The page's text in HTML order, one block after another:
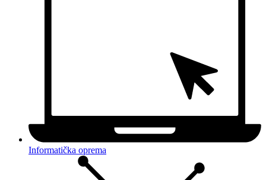
Informatička oprema